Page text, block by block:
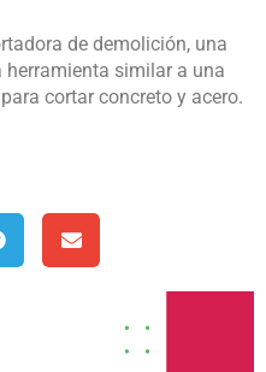
de demolición, una
similar a una
cortar concreto y acero.